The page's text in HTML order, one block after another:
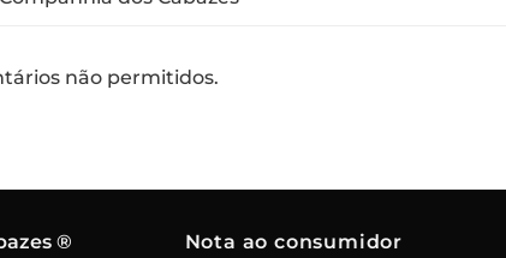
não permitidos.
®
Nota ao consumidor